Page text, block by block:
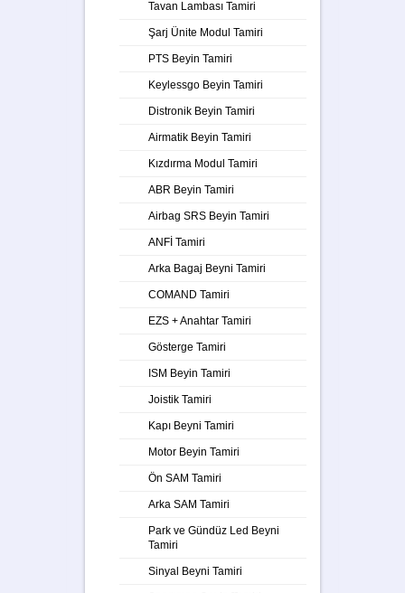
Tavan Lambası Tamiri
Şarj Ünite Modul Tamiri
PTS Beyin Tamiri
Keylessgo Beyin Tamiri
Distronik Beyin Tamiri
Airmatik Beyin Tamiri
Kızdırma Modul Tamiri
ABR Beyin Tamiri
Airbag SRS Beyin Tamiri
ANFİ Tamiri
Arka Bagaj Beyni Tamiri
COMAND Tamiri
EZS + Anahtar Tamiri
Gösterge Tamiri
ISM Beyin Tamiri
Joistik Tamiri
Kapı Beyni Tamiri
Motor Beyin Tamiri
Ön SAM Tamiri
Arka SAM Tamiri
Park ve Gündüz Led Beyni
Tamiri
Sinyal Beyni Tamiri